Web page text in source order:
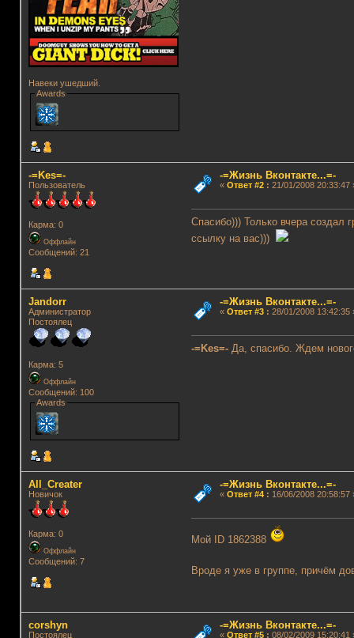
Навеки ушедший.
Awards
-=Kes=-
Пользователь
Карма: 0
Оффлайн
Сообщений: 21
-=Жизнь Вконтакте...=-
« Ответ #2: 21/01/2008 20:33:47
Спасибо))) Только вчера создал
ссылку на вас)))
Jandorr
Администратор
Постоялец
Карма: 5
Оффлайн
Сообщений: 100
Awards
-=Жизнь Вконтакте...=-
« Ответ #3: 28/01/2008 13:42:35
-=Kes=- Да, спасибо. Ждем
All_Creater
Новичок
Карма: 0
Оффлайн
Сообщений: 7
-=Жизнь Вконтакте...=-
« Ответ #4: 16/06/2008 20:58:57
Мой ID 1862388
Вроде я уже в группе, причём
corshyn
Постоялец
-=Жизнь Вконтакте...=-
« Ответ #5: 08/02/2009 15:20:41